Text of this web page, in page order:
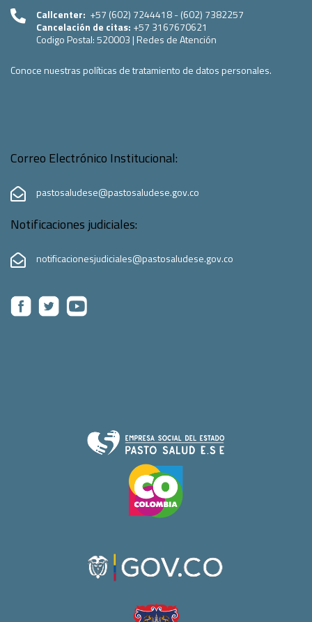
Callcenter: +57 (602) 7244418 - (602) 7382257
Cancelación de citas: +57 3167670621
Codigo Postal:520003 | Redes de Atención
Conoce nuestras políticas de tratamiento de datos personales.
Correo Electrónico Institucional:
pastosaludese@pastosaludese.gov.co
Notificaciones judiciales:
notificacionesjudiciales@pastosaludese.gov.co